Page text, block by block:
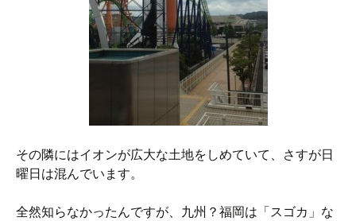
その隣にはイオンが広大な土地をしめていて、さすが日
曜日は混んでいます。
全然知らなかったんですが、九州？福岡は「スゴカ」な